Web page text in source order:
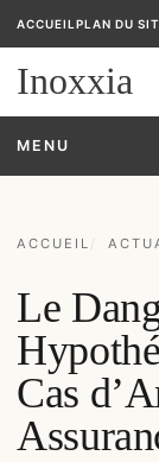
ACCUEIL PLAN DU
Inoxxia
MENU
ACCUEIL
Le
Cas